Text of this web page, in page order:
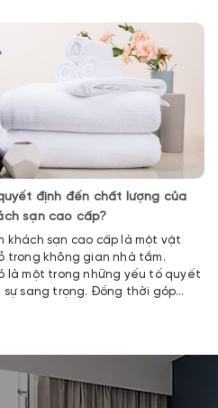
định đến chất lượng của
sạn cao cấp?
khách sạn cao cấp là một vật
trong không gian nhà tắm.
là một trong những yếu tố quyết
sự sang trọng. Đồng thời góp